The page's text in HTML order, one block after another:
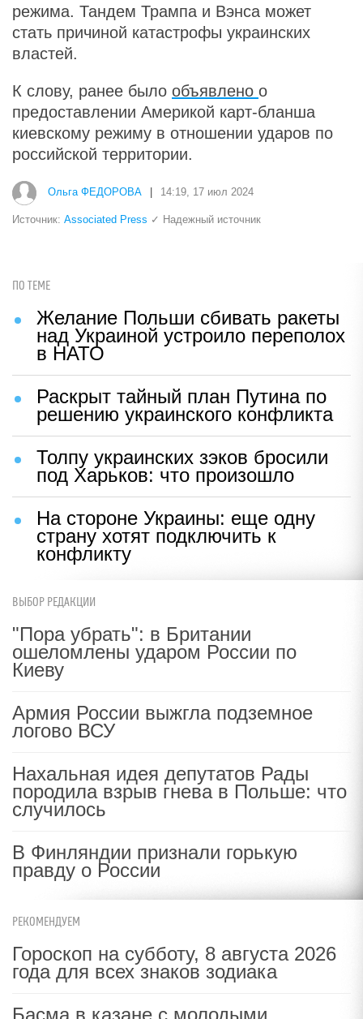
режима. Тандем Трампа и Вэнса может
стать причиной катастрофы украинских
властей.
К слову, ранее было объявлено о
предоставлении Америкой карт-бланша
киевскому режиму в отношении ударов по
российской территории.
Ольга ФЕДОРОВА 14:19, 17 июл 2024
Источник: Associated Press ✓ Надежный источник
ПО ТЕМЕ
Желание Польши сбивать ракеты
над Украиной устроило переполох
в НАТО
Раскрыт тайный план Путина по
решению украинского конфликта
Толпу украинских зэков бросили
под Харьков: что произошло
На стороне Украины: еще одну
страну хотят подключить к
конфликту
ВЫБОР РЕДАКЦИИ
"Пора убрать": в Британии
ошеломлены ударом России по
Киеву
Армия России выжгла подземное
логово ВСУ
Нахальная идея депутатов Рады
породила взрыв гнева в Польше: что
случилось
В Финляндии признали горькую
правду о России
РЕКОМЕНДУЕМ
Гороскоп на субботу, 8 августа 2026
года для всех знаков зодиака
Басма в казане с молодыми